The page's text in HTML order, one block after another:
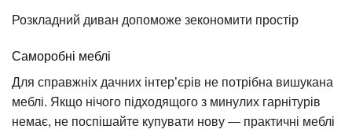
Розкладний диван допоможе зекономити простір
Саморобні меблі
Для справжніх дачних інтер’єрів не потрібна вишукана
меблі. Якщо нічого підходящого з минулих гарнітурів
немає, не поспішайте купувати нову — практичні меблі